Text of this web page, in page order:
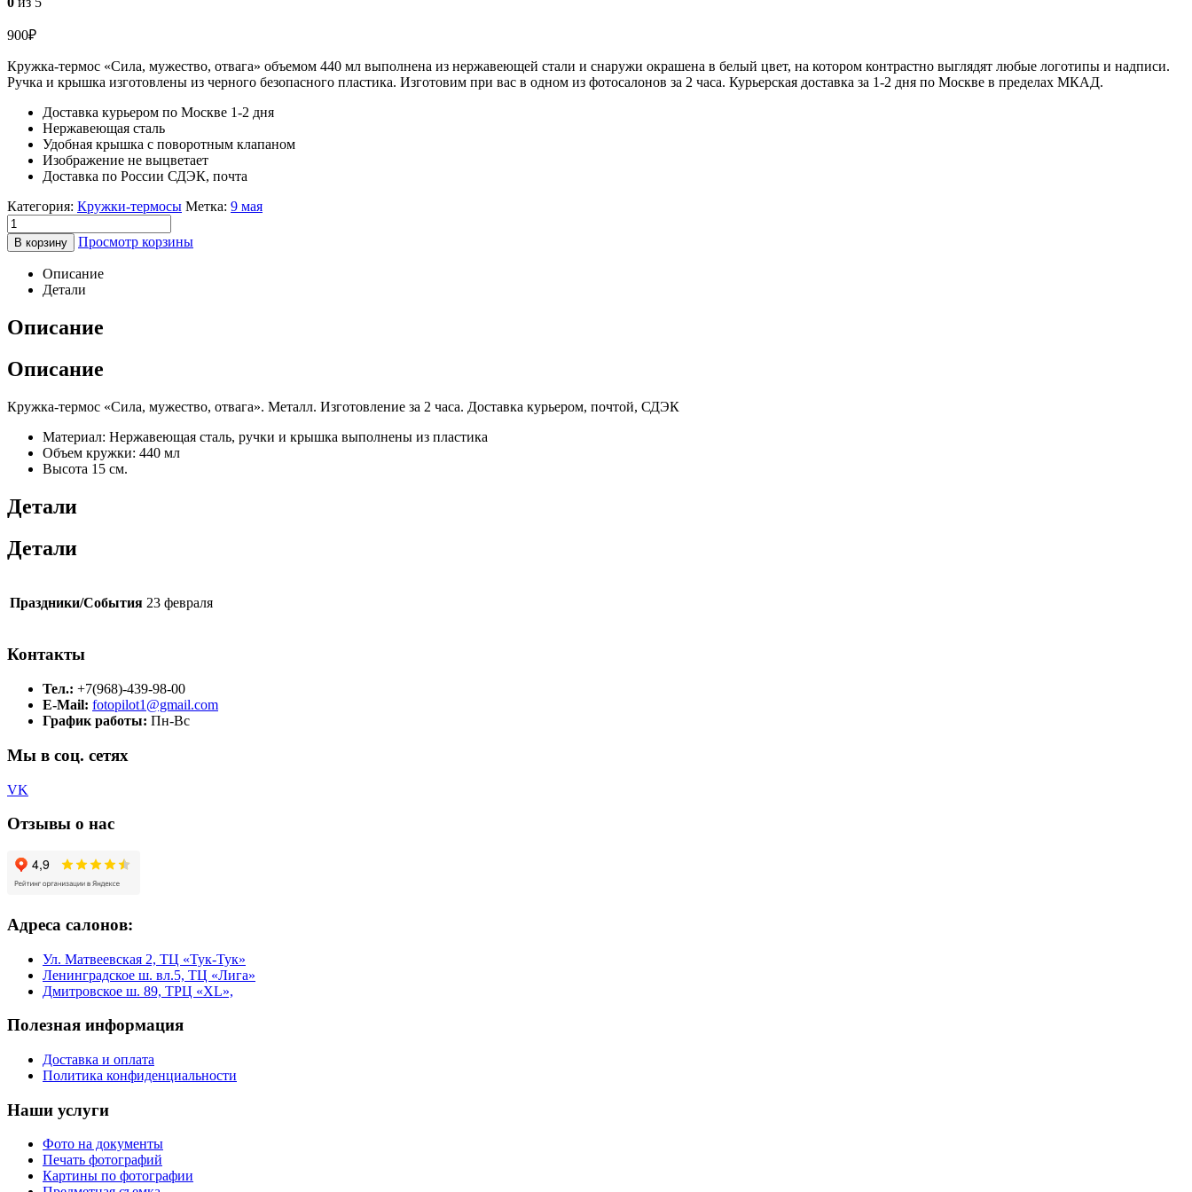
900₽
Кружка-термос «Сила, мужество, отвага» объемом 440 мл выполнена из нержавеющей стали и снаружи окрашена в белый цвет, на котором контрастно выглядят любые логотипы и надписи.
Ручка и крышка изготовлены из черного безопасного пластика. Изготовим при вас в одном из фотосалонов за 2 часа. Курьерская доставка за 1-2 дня по Москве в пределах МКАД.
Доставка курьером по Москве 1-2 дня
Нержавеющая сталь
Удобная крышка с поворотным клапаном
Изображение не выцветает
Доставка по России СДЭК, почта
Категория: Кружки-термосы Метка: 9 мая
В корзину Просмотр корзины
Описание
Детали
Описание
Описание
Кружка-термос «Сила, мужество, отвага». Металл. Изготовление за 2 часа. Доставка курьером, почтой, СДЭК
Материал: Нержавеющая сталь, ручки и крышка выполнены из пластика
Объем кружки: 440 мл
Высота 15 см.
Детали
Детали
Праздники/События 23 февраля
Контакты
Тел.: +7(968)-439-98-00
E-Mail: fotopilot1@gmail.com
График работы: Пн-Вс
Мы в соц. сетях
VK
Отзывы о нас
Адреса салонов:
Ул. Матвеевская 2, ТЦ «Тук-Тук»
Ленинградское ш. вл.5, ТЦ «Лига»
Дмитровское ш. 89, ТРЦ «XL»,
Полезная информация
Доставка и оплата
Политика конфиденциальности
Наши услуги
Фото на документы
Печать фотографий
Картины по фотографии